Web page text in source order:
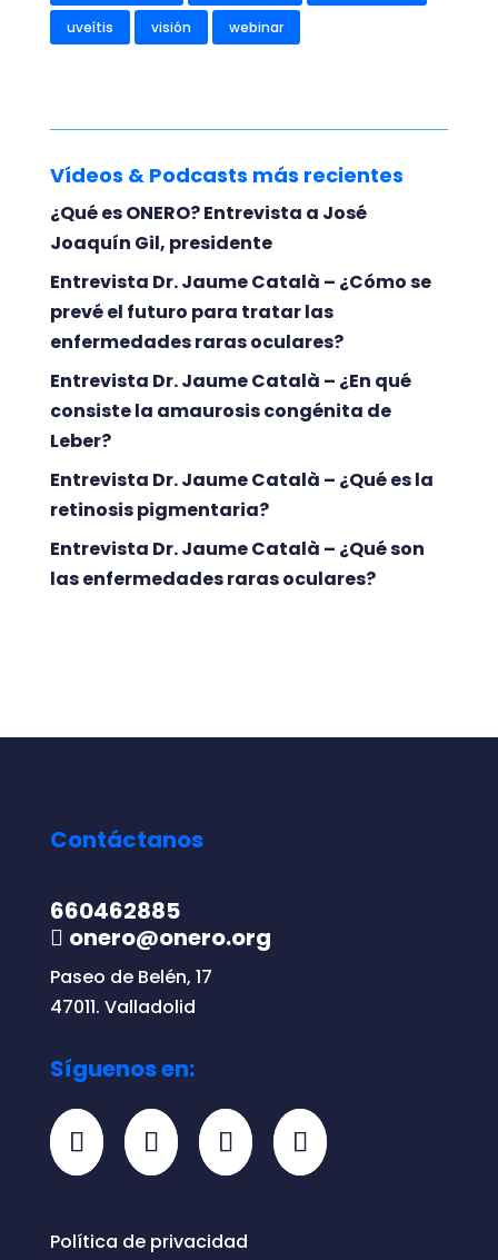
uveítis visión webinar
Vídeos & Podcasts más recientes
¿Qué es ONERO? Entrevista a José
Joaquín Gil, presidente
Entrevista Dr. Jaume Català – ¿Cómo se
prevé el futuro para tratar las
enfermedades raras oculares?
Entrevista Dr. Jaume Català – ¿En qué
consiste la amaurosis congénita de
Leber?
Entrevista Dr. Jaume Català – ¿Qué es la
retinosis pigmentaria?
Entrevista Dr. Jaume Català – ¿Qué son
las enfermedades raras oculares?
Contáctanos
660462885
onero@onero.org
Paseo de Belén, 17
47011. Valladolid
Síguenos en:
Política de privacidad